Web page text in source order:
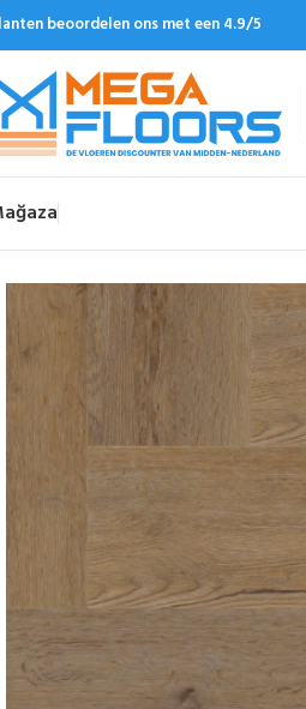
beoordelen ons met een 4.9/5